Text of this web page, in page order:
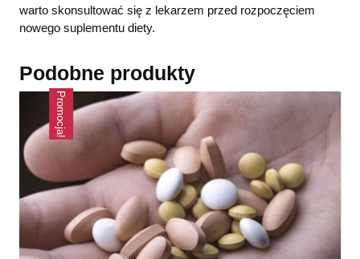
warto skonsultować się z lekarzem przed rozpoczęciem
nowego suplementu diety.
Podobne produkty
Promocja!